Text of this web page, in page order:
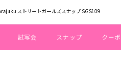
ストリートガールズスナップ SGS109
試写会 スナップ クー